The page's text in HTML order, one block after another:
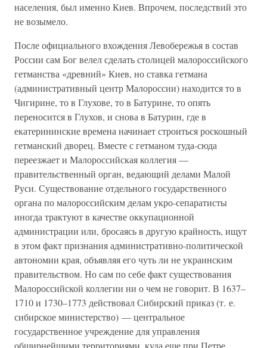
населения, был именно Киев. Впрочем, последствий это
не возымело.
После официального вхождения Левобережья в состав
России сам Бог велел сделать столицей малороссийского
гетманства «древний» Киев, но ставка гетмана
(административный центр Малороссии) находится то в
Чигирине, то в Глухове, то в Батурине, то опять
переносится в Глухов, и снова в Батурин, где в
екатерининские времена начинает строиться роскошный
гетманский дворец. Вместе с гетманом туда-сюда
переезжает и Малороссийская коллегия —
правительственный орган, ведающий делами Малой
Руси. Существование отдельного государственного
органа по малороссийским делам укро-сепаратисты
иногда трактуют в качестве оккупационной
администрации или, бросаясь в другую крайность, ищут
в этом факт признания административно-политической
автономии края, объявляя его чуть ли не украинским
правительством. Но сам по себе факт существования
Малороссийской коллегии ни о чем не говорит. В 1637–
1710 и 1730–1773 действовал Сибирский приказ (т. е.
сибирское министерство) — центральное
государственное учреждение для управления
обширнейшими территориями, куда еще при Петре